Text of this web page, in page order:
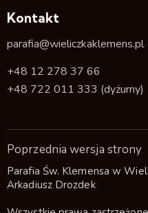
Kontakt
parafia@wieliczkaklemens.pl
+48 12 278 37 66
+48 722 011 333 (dyżurny)
Poprzednia wersja strony
Parafia Św. Klemensa w
Arkadiusz Drozdek